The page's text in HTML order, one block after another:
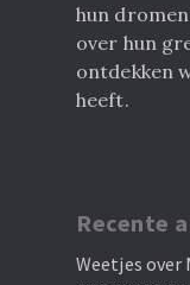
hun
over hun
ontdekken
heeft.
Recente
Weetjes over